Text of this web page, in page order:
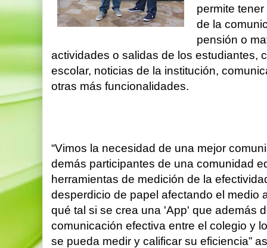
permite
de la
pensión o
actividades o salidas de los estudiantes,
escolar, noticias de la institución,
otras más funcionalidades.
“Vimos la necesidad de una mejor
demás participantes de una comunidad
herramientas de medición de la
desperdicio de papel afectando el
qué tal si se crea una 'App' que además
comunicación efectiva entre el colegio y
se pueda medir y calificar su eficiencia”